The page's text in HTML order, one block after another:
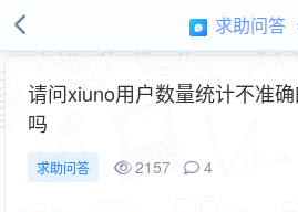
求助问答
请问xiuno用户数量统计不准
吗
求助问答 2157 4